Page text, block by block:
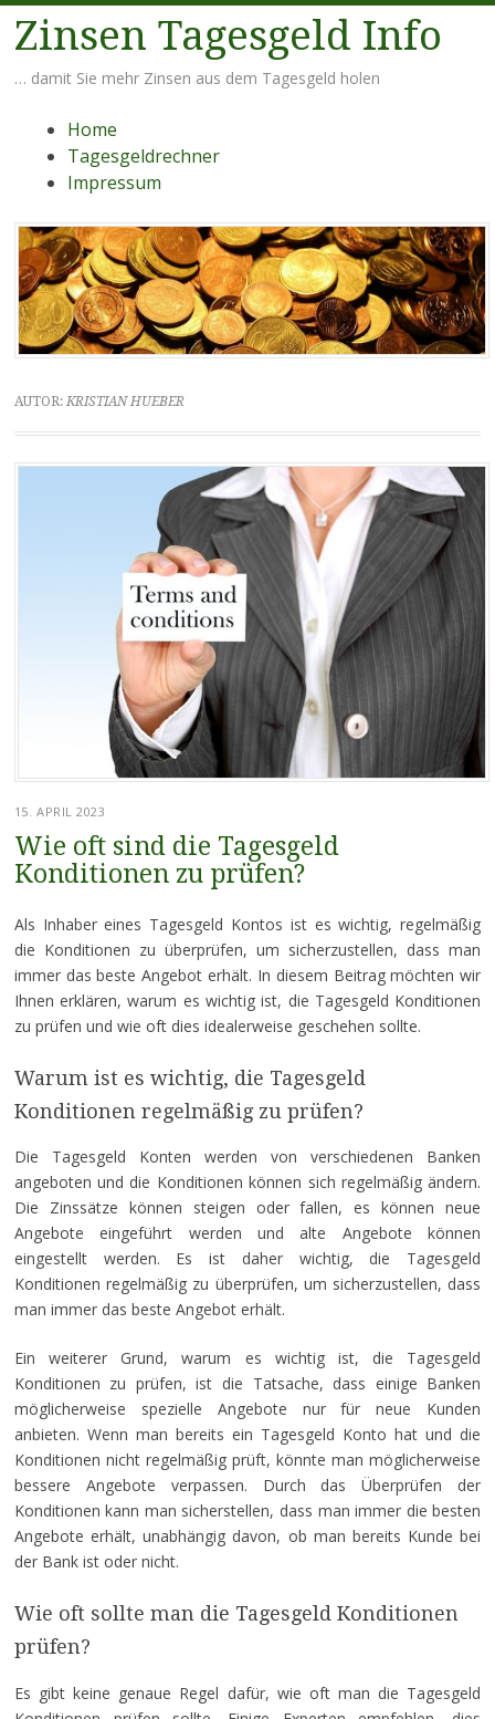
Zinsen Tagesgeld Info
… damit Sie mehr Zinsen aus dem Tagesgeld holen
Menü
Zum
Inhalt
springen
Home
Tagesgeldrechner
Impressum
AUTOR: KRISTIAN HUEBER
15. APRIL 2023
Wie oft sind die Tagesgeld
Konditionen zu prüfen?
Als Inhaber eines Tagesgeld Kontos ist es wichtig, regelmäßig
die Konditionen zu überprüfen, um sicherzustellen, dass man
immer das beste Angebot erhält. In diesem Beitrag möchten wir
Ihnen erklären, warum es wichtig ist, die Tagesgeld Konditionen
zu prüfen und wie oft dies idealerweise geschehen sollte.
Warum ist es wichtig, die Tagesgeld
Konditionen regelmäßig zu prüfen?
Die Tagesgeld Konten werden von verschiedenen Banken
angeboten und die Konditionen können sich regelmäßig ändern.
Die Zinssätze können steigen oder fallen, es können neue
Angebote eingeführt werden und alte Angebote können
eingestellt werden. Es ist daher wichtig, die Tagesgeld
Konditionen regelmäßig zu überprüfen, um sicherzustellen, dass
man immer das beste Angebot erhält.
Ein weiterer Grund, warum es wichtig ist, die Tagesgeld
Konditionen zu prüfen, ist die Tatsache, dass einige Banken
möglicherweise spezielle Angebote nur für neue Kunden
anbieten. Wenn man bereits ein Tagesgeld Konto hat und die
Konditionen nicht regelmäßig prüft, könnte man möglicherweise
bessere Angebote verpassen. Durch das Überprüfen der
Konditionen kann man sicherstellen, dass man immer die besten
Angebote erhält, unabhängig davon, ob man bereits Kunde bei
der Bank ist oder nicht.
Wie oft sollte man die Tagesgeld Konditionen
prüfen?
Es gibt keine genaue Regel dafür, wie oft man die Tagesgeld